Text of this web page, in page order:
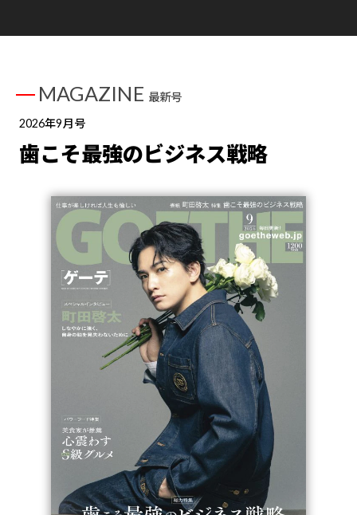
MAGAZINE 最新号
2026年9月号
歯こそ最強のビジネス戦略